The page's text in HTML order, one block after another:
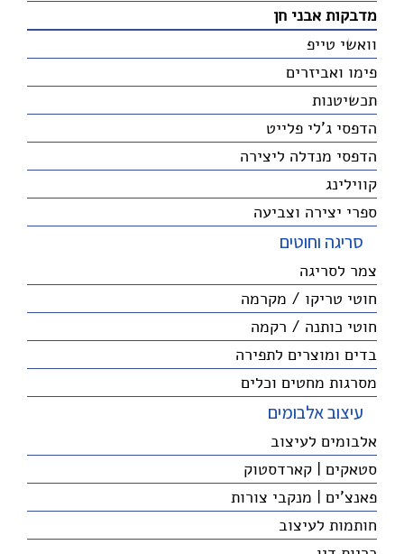
מדבקות אבני חן
וואשי טייפ
פימו ואביזרים
תכשיטנות
הדפסי ג'לי פלייט
הדפסי מנדלה ליצירה
קווילינג
ספרי יצירה וצביעה
סריגה וחוטים
צמר לסריגה
חוטי טריקו / מקרמה
חוטי כותנה / רקמה
בדים ומוצרים לתפירה
מסרגות מחטים וכלים
עיצוב אלבומים
אלבומים לעיצוב
סטאקים | קארדסטוק
פאנצ'ים | מנקבי צורות
חותמות לעיצוב